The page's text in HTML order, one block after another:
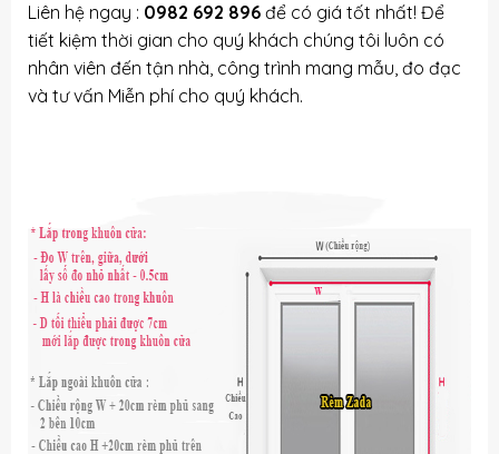
Liên hệ ngay : 0982 692 896 để có giá tốt nhất! Để
tiết kiệm thời gian cho quý khách chúng tôi luôn có
nhân viên đến tận nhà, công trình mang mẫu, đo đạc
và tư vấn Miễn phí cho quý khách.